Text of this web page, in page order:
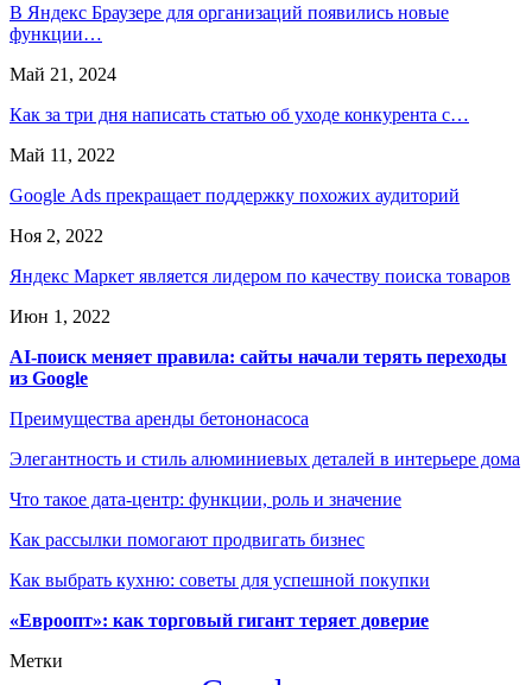
В Яндекс Браузере для организаций появились новые
функции…
Май 21, 2024
Как за три дня написать статью об уходе конкурента с…
Май 11, 2022
Google Ads прекращает поддержку похожих аудиторий
Ноя 2, 2022
Яндекс Маркет является лидером по качеству поиска товаров
Июн 1, 2022
AI-поиск меняет правила: сайты начали терять переходы
из Google
Преимущества аренды бетононасоса
Элегантность и стиль алюминиевых деталей в интерьере дома
Что такое дата-центр: функции, роль и значение
Как рассылки помогают продвигать бизнес
Как выбрать кухню: советы для успешной покупки
«Евроопт»: как торговый гигант теряет доверие
Метки